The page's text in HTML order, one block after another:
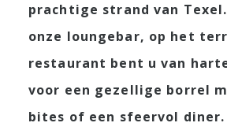
prachtige strand van
onze loungebar, op het
restaurant bent u van
voor een gezellige borrel
bites of een sfeervol